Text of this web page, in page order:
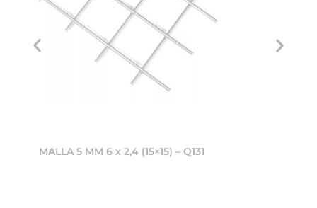
MALLA 5 MM 6 x 2,4 (15×15) – Q131